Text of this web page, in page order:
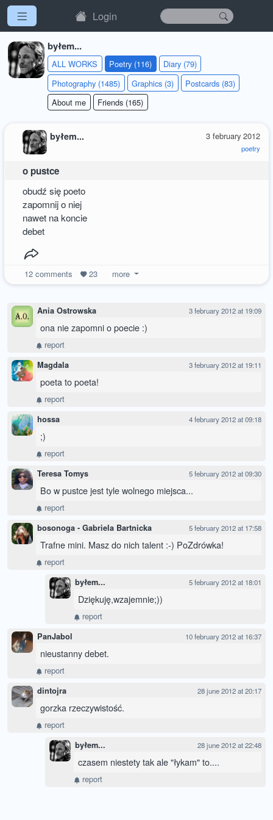
Login
byłem...
ALL WORKS Poetry (116)
Diary (79)
Photography (1485)
Graphics (3)
Postcards (83)
About me
Friends (165)
3 february 2012
poetry
byłem...
o pustce
obudź się poeto
zapomnij o niej
nawet na koncie
debet
12comments 23 more
Ania Ostrowska 3 february 2012 at 19:09
ona nie zapomni o poecie :)
report
Magdala 3 february 2012 at 19:11
poeta to poeta!
report
hossa 4 february 2012 at 09:18
;)
report
Teresa Tomys 5 february 2012 at 09:30
Bo w pustce jest tyle wolnego miejsca...
report
bosonoga - Gabriela Bartnicka 5 february 2012 at 17:58
Trafne mini. Masz do nich talent :-) PoZdrówka!
report
byłem... 5 february 2012 at 18:01
Dziękuję,wzajemnie;))
report
PanJabol 10 february 2012 at 16:37
nieustanny debet.
report
dintojra 28 june 2012 at 20:17
gorzka rzeczywistość.
report
byłem... 28 june 2012 at 22:48
czasem niestety tak ale "łykam" to....
report